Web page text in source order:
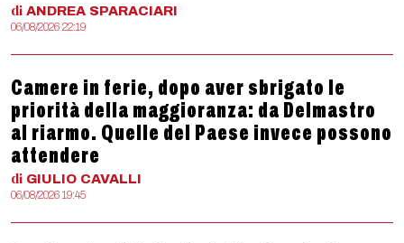
di ANDREA SPARACIARI
06/08/2026 22:19
Camere in ferie, dopo aver sbrigato le
priorità della maggioranza: da Delmastro
al riarmo. Quelle del Paese invece possono
attendere
di GIULIO CAVALLI
06/08/2026 19:45